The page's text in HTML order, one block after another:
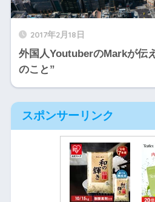
2017年2月18日
外国人YoutuberのMarkが伝
のこと”
スポンサーリンク